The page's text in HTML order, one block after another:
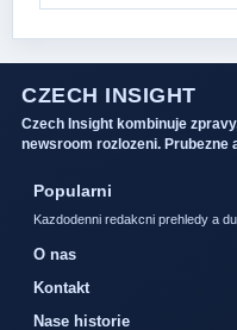
CZECH INSIGHT
Czech Insight kombinuje
newsroom rozlozeni.
Popularni
Kazdodenni redakcni prehledy a
O nas
Kontakt
Nase historie